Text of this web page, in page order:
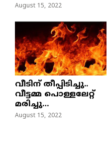
August 15, 2022
വീടിന് തീപ്പിടിച്ചു..
വീട്ടമ്മ പൊള്ളലേറ്റ്
മരിച്ചു…
August 15, 2022